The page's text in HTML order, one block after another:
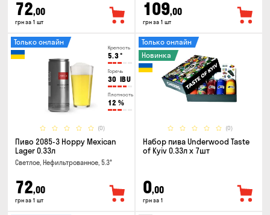
72,00
грн за 1 шт
109,00
грн за 1 шт
Крепость
5.3°
Горечь
30 IBU
Плотность
12 %
(0)
Только онлайн
Пиво 2085-3 Hoppy Mexican
Lager 0.33л
Светлое, Нефильтрованное, 5.3°
72,00
грн за 1 шт
(0)
Только онлайн
Новинка
Набор пива Underwood Taste
of Kyiv 0.33л x 7шт
0,00
грн за 1